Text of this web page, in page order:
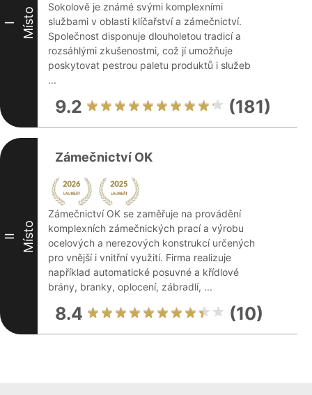
I Místo
Sokolově je známé svými komplexními
službami v oblasti klíčařství a zámečnictví.
Společnost disponuje dlouholetou tradicí a
rozsáhlými zkušenostmi, což jí umožňuje
poskytovat pestrou paletu produktů i služeb
...
9.2 (181)
II Místo
Zámečnictví OK
Zámečnictví OK se zaměřuje na provádění
komplexních zámečnických prací a výrobu
ocelových a nerezových konstrukcí určených
pro vnější i vnitřní využití. Firma realizuje
například automatické posuvné a křídlové
brány, branky, oplocení, zábradlí, ...
8.4 (10)